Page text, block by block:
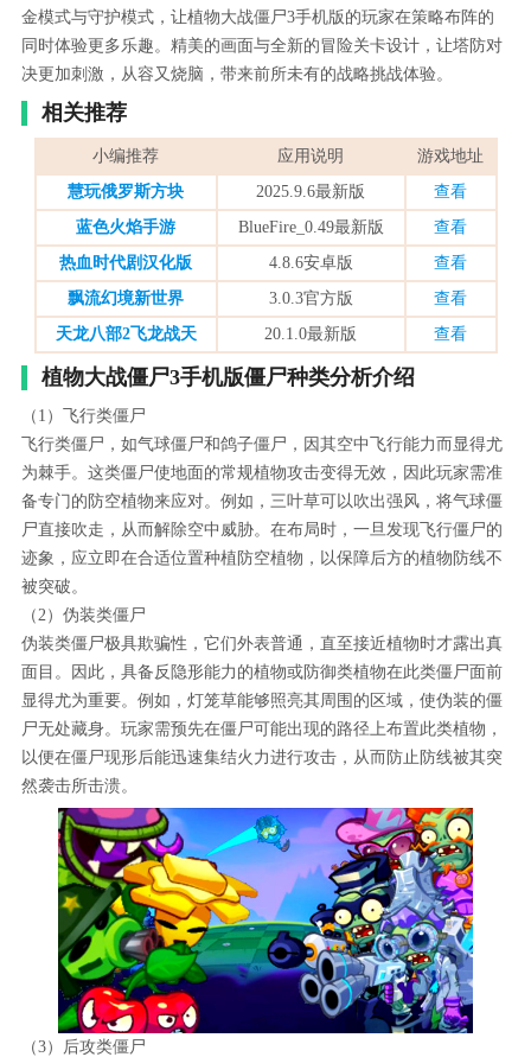
金模式与守护模式，让植物大战僵尸3手机版的玩家在策略布阵的
同时体验更多乐趣。精美的画面与全新的冒险关卡设计，让塔防对
决更加刺激，从容又烧脑，带来前所未有的战略挑战体验。
相关推荐
小编推荐 应用说明
游戏地址
慧玩俄罗斯方块
2025.9.6最新版
查看
蓝色火焰手游
BlueFire_0.49最新版
查看
热血时代剧汉化版
4.8.6安卓版
查看
飘流幻境新世界
3.0.3官方版
查看
天龙八部2飞龙战天
20.1.0最新版 查看
植物大战僵尸3手机版僵尸种类分析介绍
（1）飞行类僵尸
飞行类僵尸，如气球僵尸和鸽子僵尸，因其空中飞行能力而显得尤
为棘手。这类僵尸使地面的常规植物攻击变得无效，因此玩家需准
备专门的防空植物来应对。例如，三叶草可以吹出强风，将气球僵
尸直接吹走，从而解除空中威胁。在布局时，一旦发现飞行僵尸的
迹象，应立即在合适位置种植防空植物，以保障后方的植物防线不
被突破。
（2）伪装类僵尸
伪装类僵尸极具欺骗性，它们外表普通，直至接近植物时才露出真
面目。因此，具备反隐形能力的植物或防御类植物在此类僵尸面前
显得尤为重要。例如，灯笼草能够照亮其周围的区域，使伪装的僵
尸无处藏身。玩家需预先在僵尸可能出现的路径上布置此类植物，
以便在僵尸现形后能迅速集结火力进行攻击，从而防止防线被其突
然袭击所击溃。
（3）后攻类僵尸